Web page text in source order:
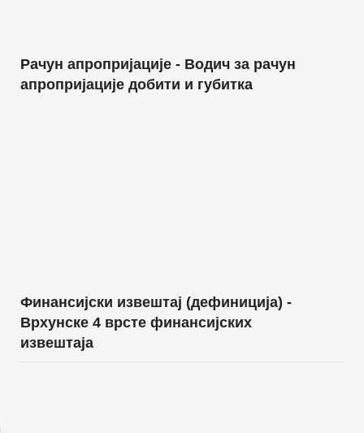
Рачун апропријације - Водич за рачун
апропријације добити и губитка
Финансијски извештај (дефиниција) -
Врхунске 4 врсте финансијских
извештаја